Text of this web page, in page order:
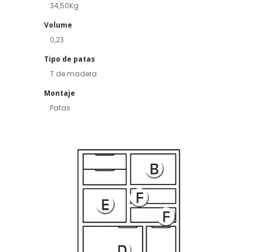
34,50Kg
Volume
0,23
Tipo de patas
T de madera
Montaje
Patas